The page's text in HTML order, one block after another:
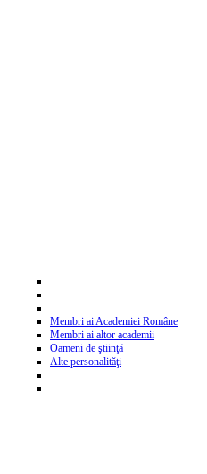
Membri ai Academiei Române
Membri ai altor academii
Oameni de ştiinţă
Alte personalităţi